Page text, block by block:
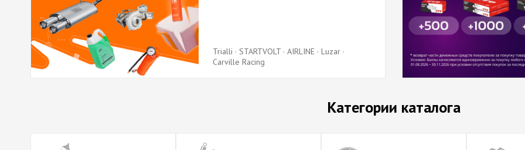
Trialli · STARTVOLT · AIRLINE · Luzar ·
Carville Racing
Категории каталога